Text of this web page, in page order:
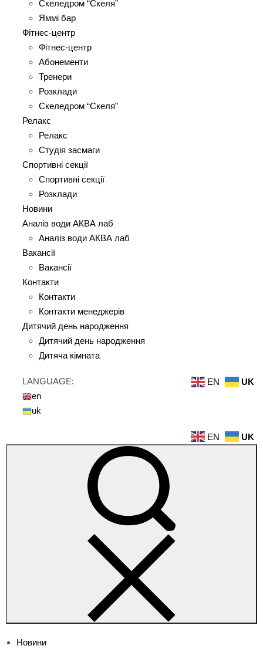
Скеледром “Скеля”
Яммі бар
Фітнес-центр
Фітнес-центр
Абонементи
Тренери
Розклади
Скеледром “Скеля”
Релакс
Релакс
Студія засмаги
Спортивні секції
Спортивні секції
Розклади
Новини
Аналіз води АКВА лаб​
Аналіз води АКВА лаб​
Вакансії
Вакансії
Контакти
Контакти
Контакти менеджерів
Дитячий день народження
Дитячий день народження
Дитяча кімната
EN UK
LANGUAGE:
en
uk
EN UK
Новини